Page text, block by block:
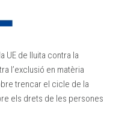
UE de lluita contra la
l’exclusió en matèria
trencar el cicle de la
els drets de les persones